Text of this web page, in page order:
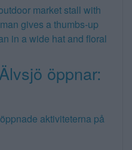
öppnar:
aktiviteterna på